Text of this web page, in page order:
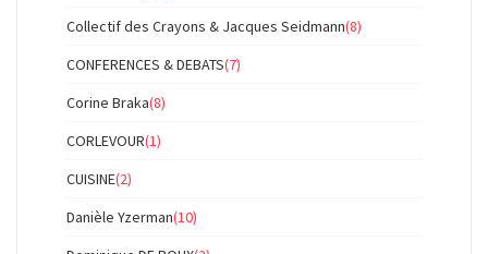
Collectif des Crayons & Jacques Seidmann(8)
CONFERENCES & DEBATS(7)
Corine Braka(8)
CORLEVOUR(1)
CUISINE(2)
Danièle Yzerman(10)